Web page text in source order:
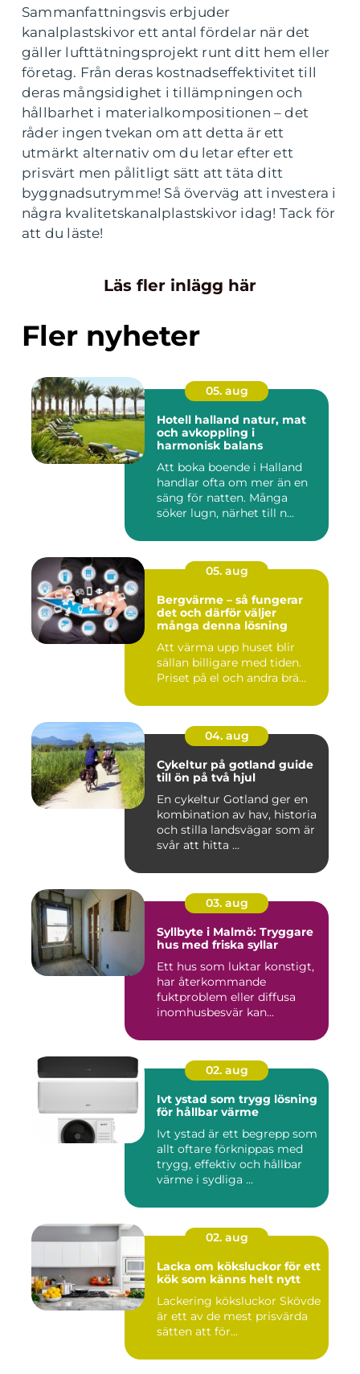
Sammanfattningsvis erbjuder
kanalplastskivor ett antal fördelar när det
gäller lufttätningsprojekt runt ditt hem eller
företag. Från deras kostnadseffektivitet till
deras mångsidighet i tillämpningen och
hållbarhet i materialkompositionen – det
råder ingen tvekan om att detta är ett
utmärkt alternativ om du letar efter ett
prisvärt men pålitligt sätt att täta ditt
byggnadsutrymme! Så överväg att investera i
några kvalitetskanalplastskivor idag! Tack för
att du läste!
Läs fler inlägg här
Fler nyheter
05. aug
Hotell halland natur, mat
och avkoppling i
harmonisk balans
Att boka boende i Halland
handlar ofta om mer än en
säng för natten. Många
söker lugn, närhet till n...
05. aug
Bergvärme – så fungerar
det och därför väljer
många denna lösning
Att värma upp huset blir
sällan billigare med tiden.
Priset på el och andra brä...
04. aug
Cykeltur på gotland guide
till ön på två hjul
En cykeltur Gotland ger en
kombination av hav, historia
och stilla landsvägar som är
svår att hitta ...
03. aug
Syllbyte i Malmö: Tryggare
hus med friska syllar
Ett hus som luktar konstigt,
har återkommande
fuktproblem eller diffusa
inomhusbesvär kan...
02. aug
Ivt ystad som trygg lösning
för hållbar värme
Ivt ystad är ett begrepp som
allt oftare förknippas med
trygg, effektiv och hållbar
värme i sydliga ...
02. aug
Lacka om köksluckor för ett
kök som känns helt nytt
Lackering köksluckor Skövde
är ett av de mest prisvärda
sätten att för...